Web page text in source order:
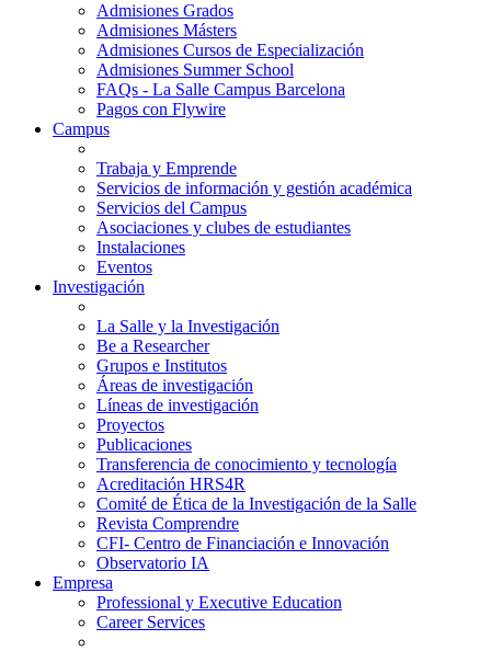
Admisiones Grados
Admisiones Másters
Admisiones Cursos de Especialización
Admisiones Summer School
FAQs - La Salle Campus Barcelona
Pagos con Flywire
Campus
Trabaja y Emprende
Servicios de información y gestión académica
Servicios del Campus
Asociaciones y clubes de estudiantes
Instalaciones
Eventos
Investigación
La Salle y la Investigación
Be a Researcher
Grupos e Institutos
Áreas de investigación
Líneas de investigación
Proyectos
Publicaciones
Transferencia de conocimiento y tecnología
Acreditación HRS4R
Comité de Ética de la Investigación de la Salle
Revista Comprendre
CFI- Centro de Financiación e Innovación
Observatorio IA
Empresa
Professional y Executive Education
Career Services